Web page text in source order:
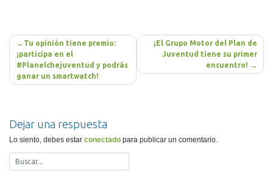
Navegación
de
entradas
Tu opinión tiene premio:
¡participa en el
#Planelchejuventud y podrás
ganar un smartwatch!
¡El Grupo Motor del Plan de
Juventud tiene su primer
encuentro!
Dejar una respuesta
Lo siento, debes estar conectado para publicar un comentario.